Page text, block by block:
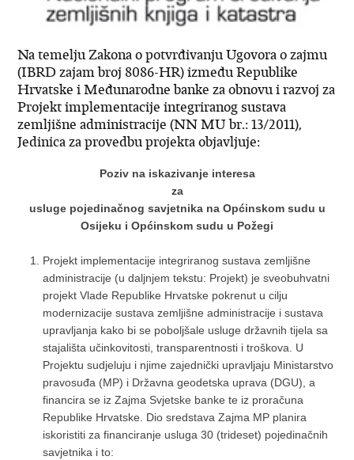
Na temelju Zakona o potvrđivanju Ugovora o zajmu
(IBRD zajam broj 8086-HR) između Republike
Hrvatske i Međunarodne banke za obnovu i razvoj za
Projekt implementacije integriranog sustava
zemljišne administracije (NN MU br.: 13/2011),
Jedinica za provedbu projekta objavljuje:
Poziv na iskazivanje interesa
za
usluge pojedinačnog savjetnika na Općinskom sudu u
Osijeku i Općinskom sudu u Požegi
Projekt implementacije integriranog sustava zemljišne
administracije (u daljnjem tekstu: Projekt) je sveobuhvatni
projekt Vlade Republike Hrvatske pokrenut u cilju
modernizacije sustava zemljišne administracije i sustava
upravljanja kako bi se poboljšale usluge državnih tijela sa
stajališta učinkovitosti, transparentnosti i troškova. U
Projektu sudjeluju i njime zajednički upravljaju Ministarstvo
pravosuđa (MP) i Državna geodetska uprava (DGU), a
financira se iz Zajma Svjetske banke te iz proračuna
Republike Hrvatske. Dio sredstava Zajma MP planira
iskoristiti za financiranje usluga 30 (trideset) pojedinačnih
savjetnika i to: